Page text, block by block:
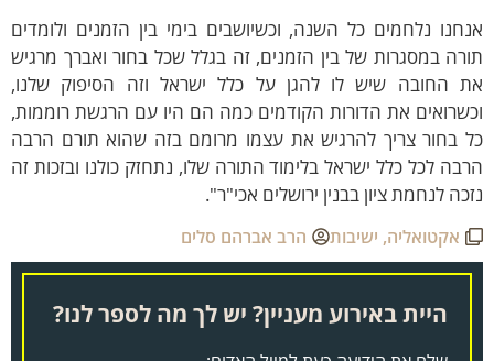
נלחמים כל השנה, וכשיושבים בימי בין הזמנים ולומדים
במסגרות של בין הזמנים, זה בגלל שכל בחור ואברך מרגיש
החובה שיש לו להגן על כלל ישראל וזה הסיפוק שלנו,
את הדורות הקודמים כמה הם היו עם הרגשת רוממות,
בחור צריך להרגיש את עצמו מרומם בזה שהוא תורם הרבה
לכל כלל ישראל בלימוד התורה שלו, נתחזק כולנו ובזכות זה
לנחמת ציון בבנין ירושלים אכי"ר".
אקטואליה,ישיבות הרב אברהם סלים
היית באירוע מעניין? יש לך מה לספר לנו?